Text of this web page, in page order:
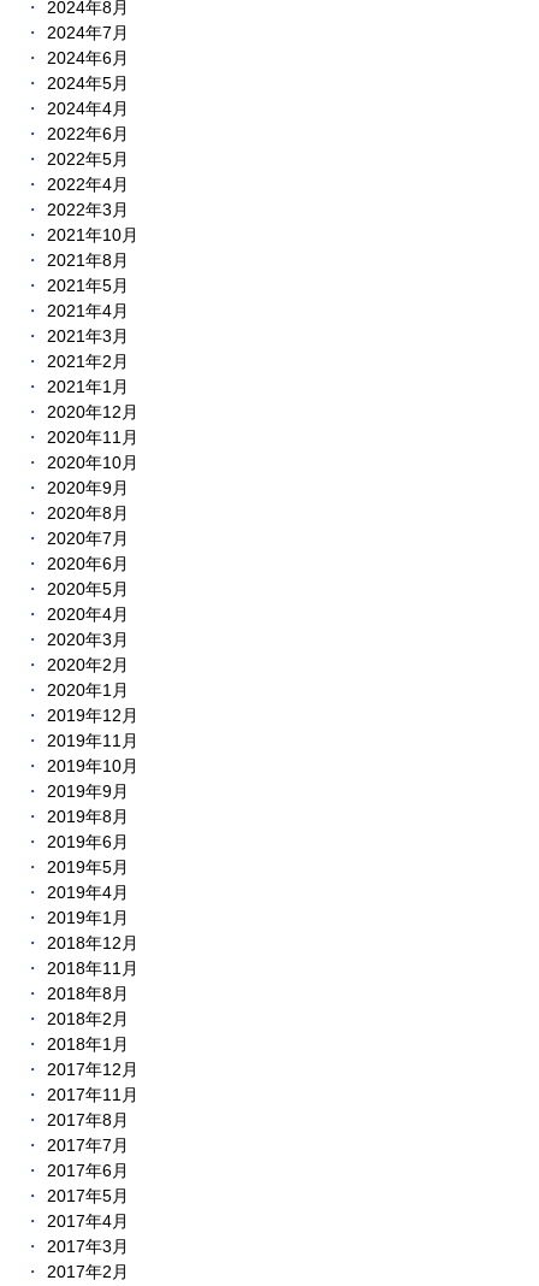
2024年8月
2024年7月
2024年6月
2024年5月
2024年4月
2022年6月
2022年5月
2022年4月
2022年3月
2021年10月
2021年8月
2021年5月
2021年4月
2021年3月
2021年2月
2021年1月
2020年12月
2020年11月
2020年10月
2020年9月
2020年8月
2020年7月
2020年6月
2020年5月
2020年4月
2020年3月
2020年2月
2020年1月
2019年12月
2019年11月
2019年10月
2019年9月
2019年8月
2019年6月
2019年5月
2019年4月
2019年1月
2018年12月
2018年11月
2018年8月
2018年2月
2018年1月
2017年12月
2017年11月
2017年8月
2017年7月
2017年6月
2017年5月
2017年4月
2017年3月
2017年2月